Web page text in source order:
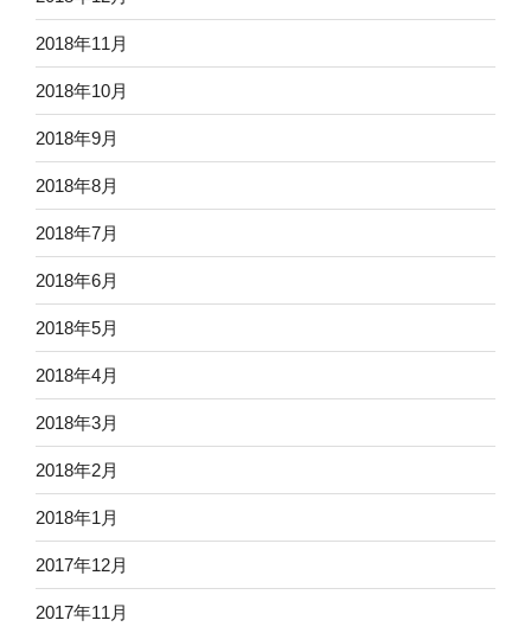
2018年11月
2018年10月
2018年9月
2018年8月
2018年7月
2018年6月
2018年5月
2018年4月
2018年3月
2018年2月
2018年1月
2017年12月
2017年11月